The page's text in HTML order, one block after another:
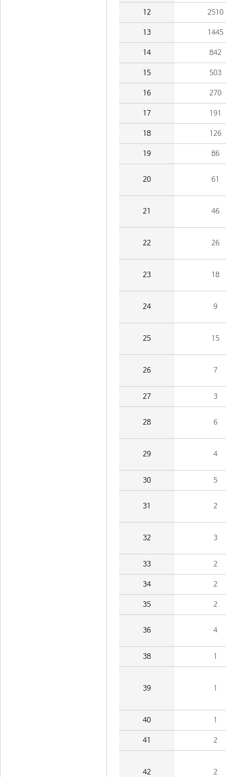
12 2510
13 1445
14 842
15 503
16 270
17 191
18 126
19 86
20 61
21 46
22 26
23 18
24 9
25 15
26 7
27 3
28 6
29 4
30 5
31 2
32 3
33 2
34 2
35 2
36 4
38 1
39 1
40 1
41 2
42 2